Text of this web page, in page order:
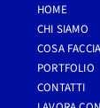
HOME
CHI SIAMO
COSA
PORTFOLIO
CONTATTI